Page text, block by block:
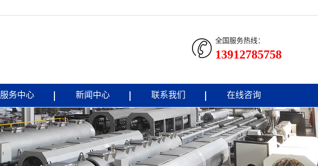
全国服务热线：
13912785758
服务中心 新闻中心 联系我们 在线咨询